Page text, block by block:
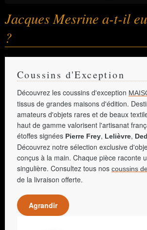
Jacques Mesrine a-t-il
?
Coussins d'Exception
Découvrez les coussins d'exception
tissus de grandes maisons d'édition.
amateurs d'objets rares et de beaux
haut de gamme valorisent l'artisanat
étoffes signées Pierre Frey, Lelièvre,
Découvrez notre sélection exclusive
conçus à la main. Chaque pièce raconte
singulière. Consultez tous nos coussins
de la livraison offerte.
Agrandir